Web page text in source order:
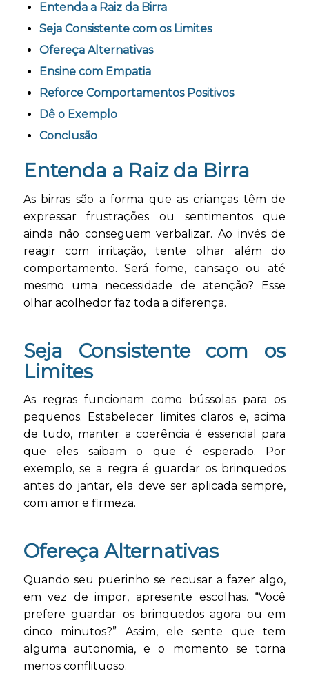
Entenda a Raiz da Birra
Seja Consistente com os Limites
Ofereça Alternativas
Ensine com Empatia
Reforce Comportamentos Positivos
Dê o Exemplo
Conclusão
Entenda a Raiz da Birra
As birras são a forma que as crianças têm de
expressar frustrações ou sentimentos que
ainda não conseguem verbalizar. Ao invés de
reagir com irritação, tente olhar além do
comportamento. Será fome, cansaço ou até
mesmo uma necessidade de atenção? Esse
olhar acolhedor faz toda a diferença.
Seja Consistente com os
Limites
As regras funcionam como bússolas para os
pequenos. Estabelecer limites claros e, acima
de tudo, manter a coerência é essencial para
que eles saibam o que é esperado. Por
exemplo, se a regra é guardar os brinquedos
antes do jantar, ela deve ser aplicada sempre,
com amor e firmeza.
Ofereça Alternativas
Quando seu puerinho se recusar a fazer algo,
em vez de impor, apresente escolhas. “Você
prefere guardar os brinquedos agora ou em
cinco minutos?” Assim, ele sente que tem
alguma autonomia, e o momento se torna
menos conflituoso.